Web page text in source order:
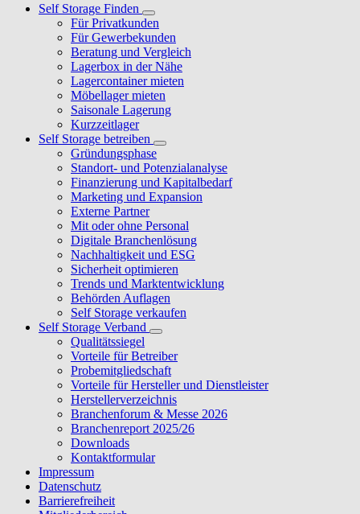
Self Storage Finden
Für Privatkunden
Für Gewerbekunden
Beratung und Vergleich
Lagerbox in der Nähe
Lagercontainer mieten
Möbellager mieten
Saisonale Lagerung
Kurzzeitlager
Self Storage betreiben
Gründungsphase
Standort- und Potenzialanalyse
Finanzierung und Kapitalbedarf
Marketing und Expansion
Externe Partner
Mit oder ohne Personal
Digitale Branchenlösung
Nachhaltigkeit und ESG
Sicherheit optimieren
Trends und Marktentwicklung
Behörden Auflagen
Self Storage verkaufen
Self Storage Verband
Qualitätssiegel
Vorteile für Betreiber
Probemitgliedschaft
Vorteile für Hersteller und Dienstleister
Herstellerverzeichnis
Branchenforum & Messe 2026
Branchenreport 2025/26
Downloads
Kontaktformular
Impressum
Datenschutz
Barrierefreiheit